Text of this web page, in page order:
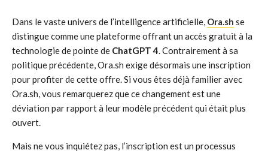
Dans le vaste univers de l’intelligence artificielle, Ora.sh se
distingue comme une plateforme offrant un accès gratuit à la
technologie de pointe de ChatGPT 4 . Contrairement à sa
politique précédente, Ora.sh exige désormais une inscription
pour profiter de cette offre. Si vous êtes déjà familier avec
Ora.sh, vous remarquerez que ce changement est une
déviation par rapport à leur modèle précédent qui était plus
ouvert.
Mais ne vous inquiétez pas, l’inscription est un processus